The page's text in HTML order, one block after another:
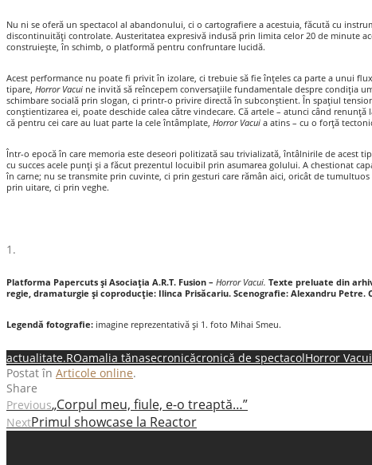
Nu ni se oferă un spectacol al abandonului, ci o cartografiere a acestuia, făcută cu
discontinuități controlate. Austeritatea expresivă indusă prin limita celor 20 de minute
construiește, în schimb, o platformă pentru confruntare lucidă.
Acest performance nu poate fi privit în izolare, ci trebuie să fie înțeles ca parte a unui
tipare, Horror Vacui ne invită să reîncepem conversațiile fundamentale despre condiția
schimbare socială prin slogan, ci printr-o privire directă în subconștient. În spațiul
conștientizarea ei, poate deschide calea către vindecare. Că artele – atunci când
că pentru cei care au luat parte la cele întâmplate, Horror Vacui a atins – cu o forță
Într-o epocă în care memoria este deseori politizată sau trivializată, întâlnirile de acest
cu succes acele punți și a făcut prezentul locuibil prin asumarea golului. A chestionat
în carne; nu se transmite prin cuvinte, ci prin gesturi care rămân aici, oricât de
prin uitare, ci prin veghe.
1.
Platforma Papercuts şi Asociația A.R.T. Fusion – Horror Vacui. Texte preluate din
regie, dramaturgie și coproducție: Ilinca Prisăcariu. Scenografie: Alexandru Petre.
Legendă fotografie: imagine reprezentativă și 1. foto Mihai Smeu.
actualitate.ROamalia tănasecronicăcronică de spectacolHorror Vacui
Postat în Articole online.
Share
Previous„Corpul meu, fiule, e-o treaptă…”
NextPrimul showcase la Reactor